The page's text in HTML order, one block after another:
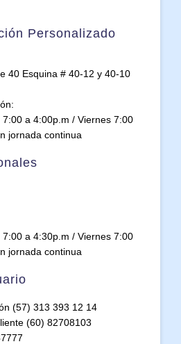
Personalizado
40 Esquina # 40-12 y 40-10
a 4:00p.m / Viernes 7:00
jornada continua
a 4:30p.m / Viernes 7:00
jornada continua
(57) 313 393 12 14
(60) 82708103